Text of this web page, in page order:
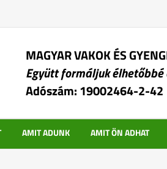
MAGYAR VAKOK ÉS
Együtt formáljuk élhetőbbé
Adószám: 19002464-2-42
AMIT ADUNK AMIT ÖN ADHAT